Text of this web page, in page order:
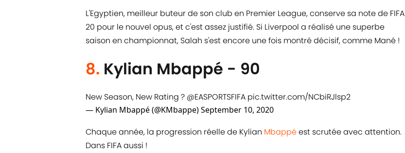
L'Egyptien, meilleur buteur de son club en Premier League, conserve sa note de FIFA
20 pour le nouvel opus, et c'est assez justifié. Si Liverpool a réalisé une superbe
saison en championnat, Salah s'est encore une fois montré décisif, comme Mané !
8. Kylian Mbappé - 90
New Season, New Rating ? @EASPORTSFIFA pic.twitter.com/NCbiRJlsp2
— Kylian Mbappé (@KMbappe)September 10, 2020
Chaque année, la progression réelle de Kylian Mbappéest scrutée avec attention.
Dans FIFA aussi !